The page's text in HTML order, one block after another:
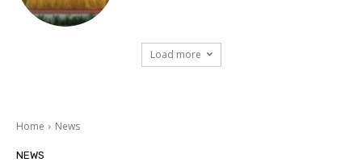
Load more